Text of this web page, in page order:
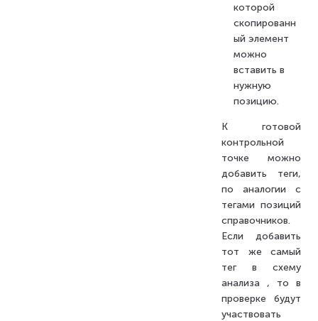
которой
скопированн
ый элемент
можно
вставить в
нужную
позицию.
К готовой
контрольной
точке можно
добавить теги,
по аналогии с
тегами позиций
справочников.
Если добавить
тот же самый
тег в схему
анализа , то в
проверке будут
участвовать